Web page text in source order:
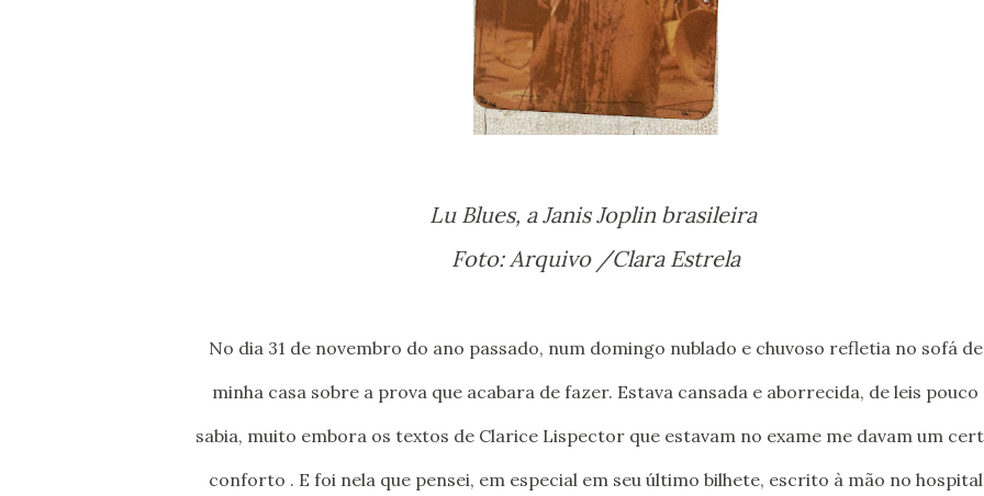
Lu Blues, a Janis Joplin brasileira
Foto: Arquivo /Clara Estrela
No dia 31 de novembro do ano passado, num domingo nublado e chuvoso refletia no sofá de
minha casa sobre a prova que acabara de fazer. Estava cansada e aborrecida, de leis pouco
sabia, muito embora os textos de Clarice Lispector que estavam no exame me davam um
conforto . E foi nela que pensei, em especial em seu último bilhete, escrito à mão no hospital